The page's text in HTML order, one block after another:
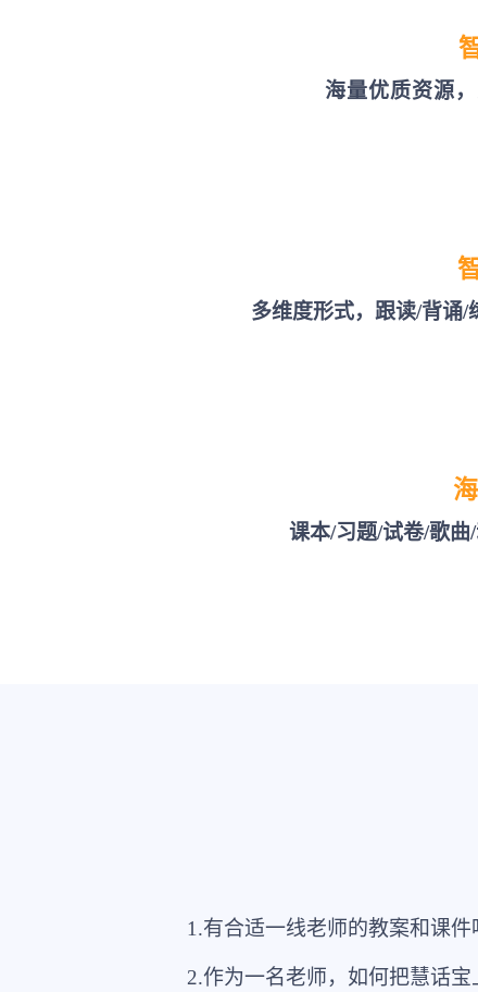
海量优质资源
多维度形式，跟读/背诵/
课本/习题/试卷/歌曲
1.有合适一线老师的教案和课件
2.作为一名老师，如何把慧话宝